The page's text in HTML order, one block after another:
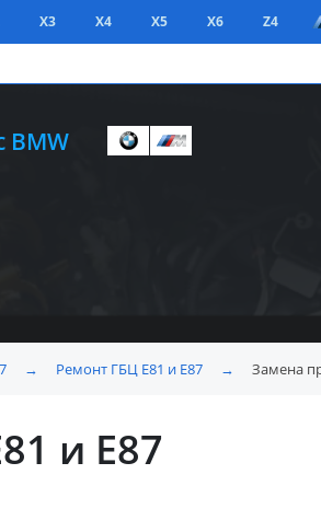
X3 X4 X5 X6 Z4
BMW
→ Ремонт ГБЦ E81 и E87 → Замена
и E87